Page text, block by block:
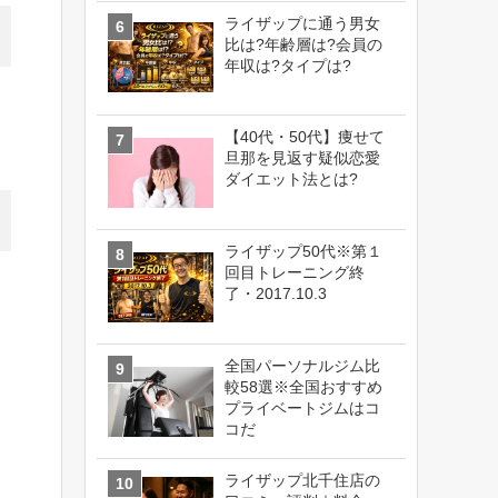
ライザップに通う男女
比は?年齢層は?会員の
年収は?タイプは?
【40代・50代】痩せて
旦那を見返す疑似恋愛
ダイエット法とは?
ライザップ50代※第１
回目トレーニング終
了・2017.10.3
全国パーソナルジム比
較58選※全国おすすめ
プライベートジムはコ
コだ
ライザップ北千住店の